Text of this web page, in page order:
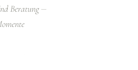
Beratung